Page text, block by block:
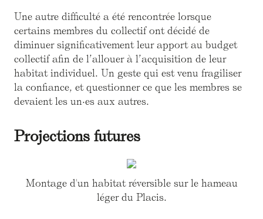
Une autre difficulté a été rencontrée lorsque
certains membres du collectif ont décidé de
diminuer significativement leur apport au budget
collectif afin de l’allouer à l’acquisition de leur
habitat individuel. Un geste qui est venu fragiliser
la confiance, et questionner ce que les membres se
devaient les un·es aux autres.
Projections futures
Montage d'un habitat réversible sur le hameau
léger du Placis.